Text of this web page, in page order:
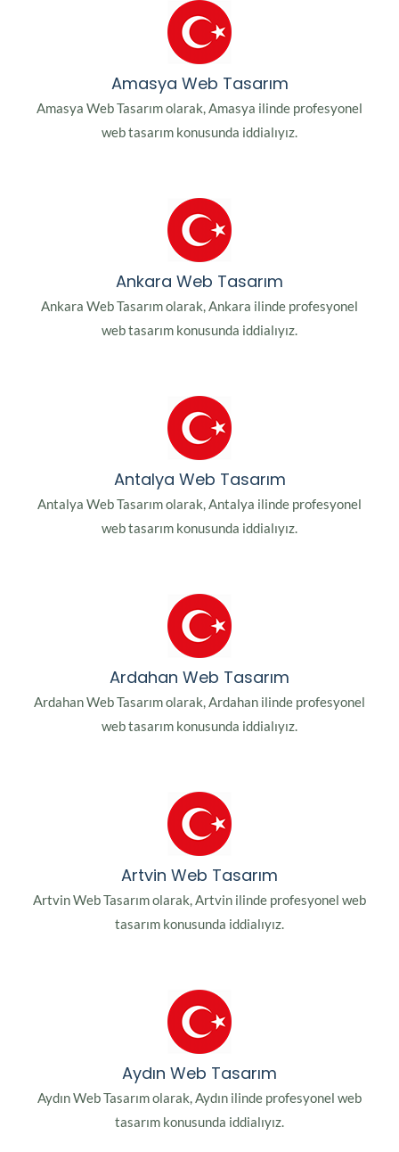
Amasya Web Tasarım
Amasya Web Tasarım olarak, Amasya ilinde profesyonel
web tasarım konusunda iddialıyız.
Ankara Web Tasarım
Ankara Web Tasarım olarak, Ankara ilinde profesyonel
web tasarım konusunda iddialıyız.
Antalya Web Tasarım
Antalya Web Tasarım olarak, Antalya ilinde profesyonel
web tasarım konusunda iddialıyız.
Ardahan Web Tasarım
Ardahan Web Tasarım olarak, Ardahan ilinde profesyonel
web tasarım konusunda iddialıyız.
Artvin Web Tasarım
Artvin Web Tasarım olarak, Artvin ilinde profesyonel web
tasarım konusunda iddialıyız.
Aydın Web Tasarım
Aydın Web Tasarım olarak, Aydın ilinde profesyonel web
tasarım konusunda iddialıyız.